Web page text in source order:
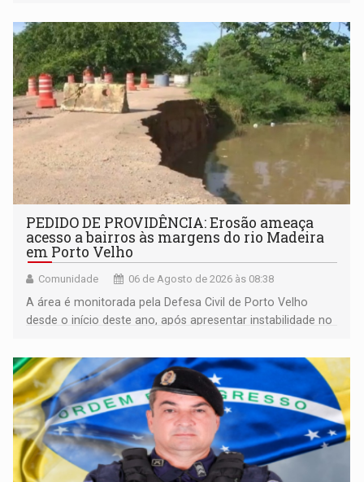
da Penha e o enfrentamento à violência
PEDIDO DE PROVIDÊNCIA: Erosão ameaça
acesso a bairros às margens do rio Madeira
em Porto Velho
Comunidade 06 de Agosto de 2026 às 08:38
A área é monitorada pela Defesa Civil de Porto Velho
desde o início deste ano, após apresentar instabilidade no